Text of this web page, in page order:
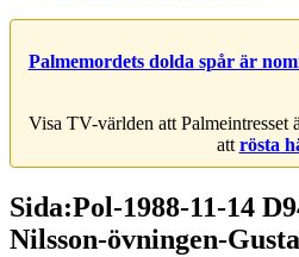
Palmemordets dolda spår är
Visa TV-världen att Palmeintresset
att rösta
Sida:Pol-1988-11-14
Nilsson-övningen-